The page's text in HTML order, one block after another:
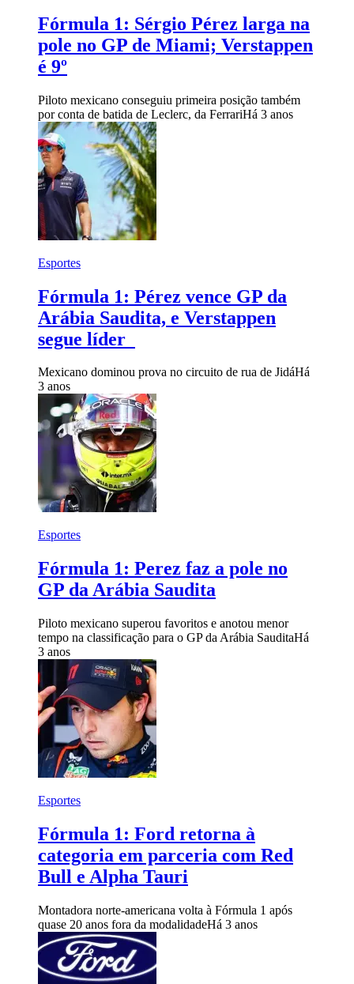
Fórmula 1: Sérgio Pérez larga na
pole no GP de Miami; Verstappen
é 9º
Piloto mexicano conseguiu primeira posição também
por conta de batida de Leclerc, da FerrariHá 3 anos
Esportes
Fórmula 1: Pérez vence GP da
Arábia Saudita, e Verstappen
segue líder
Mexicano dominou prova no circuito de rua de JidáHá
3 anos
Esportes
Fórmula 1: Perez faz a pole no
GP da Arábia Saudita
Piloto mexicano superou favoritos e anotou menor
tempo na classificação para o GP da Arábia SauditaHá
3 anos
Esportes
Fórmula 1: Ford retorna à
categoria em parceria com Red
Bull e Alpha Tauri
Montadora norte-americana volta à Fórmula 1 após
quase 20 anos fora da modalidadeHá 3 anos